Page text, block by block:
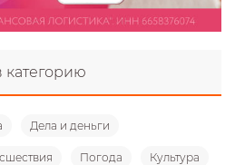
категорию
Дела и деньги
Погода Культура